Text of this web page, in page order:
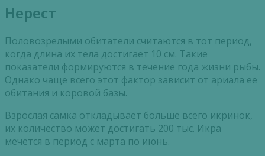
Нерест
Половозрелыми обитатели считаются в тот период,
когда длина их тела достигает 10 см. Такие
показатели формируются в течение года жизни рыбы.
Однако чаще всего этот фактор зависит от ариала ее
обитания и коровой базы.
Взрослая самка откладывает больше всего икринок,
их количество может достигать 200 тыс. Икра
мечется в период с марта по июнь.